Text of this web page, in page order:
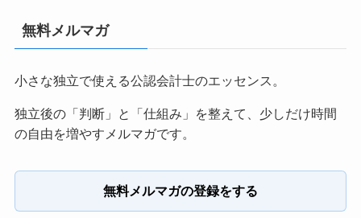
無料メルマガ
小さな独立で使える公認会計士のエッセンス。
独立後の「判断」と「仕組み」を整えて、少しだけ時間
の自由を増やすメルマガです。
無料メルマガの登録をする